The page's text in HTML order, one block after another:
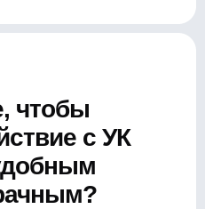
чтобы
с УК